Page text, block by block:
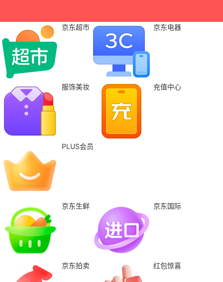
京东超市 京东电器
服饰美妆 充值中心
PLUS会员
京东生鲜 京东国际
京东拍卖 红包惊喜